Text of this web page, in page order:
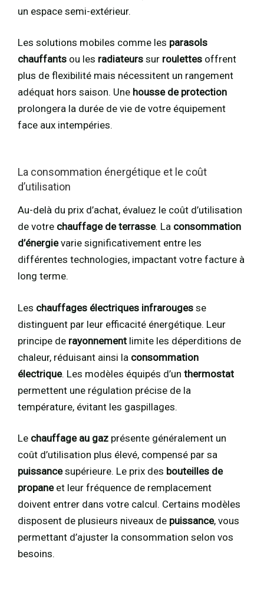
un espace semi-extérieur.
Les solutions mobiles comme les parasols
chauffants ou les radiateurs sur roulettes offrent
plus de flexibilité mais nécessitent un rangement
adéquat hors saison. Une housse de protection
prolongera la durée de vie de votre équipement
face aux intempéries.
La consommation énergétique et le coût
d’utilisation
Au-delà du prix d’achat, évaluez le coût d’utilisation
de votre chauffage de terrasse. La consommation
d’énergievarie significativement entre les
différentes technologies, impactant votre facture à
long terme.
Les chauffages électriques infrarouges se
distinguent par leur efficacité énergétique. Leur
principe de rayonnement limite les déperditions de
chaleur, réduisant ainsi la consommation
électrique. Les modèles équipés d’un thermostat
permettent une régulation précise de la
température, évitant les gaspillages.
Le chauffage au gaz présente généralement un
coût d’utilisation plus élevé, compensé par sa
puissancesupérieure. Le prix des bouteilles de
propaneet leur fréquence de remplacement
doivent entrer dans votre calcul. Certains modèles
disposent de plusieurs niveaux de puissance, vous
permettant d’ajuster la consommation selon vos
besoins.